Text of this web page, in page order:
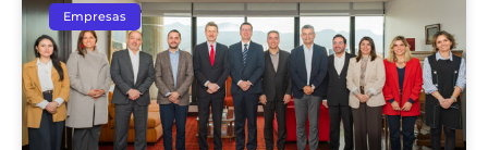
Empresas